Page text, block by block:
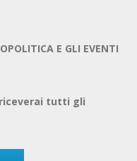
E GLI EVENTI
tutti gli